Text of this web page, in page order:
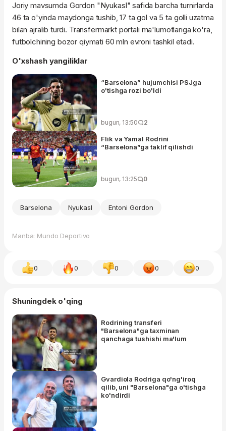
Joriy mavsumda Gordon "Nyukasl" safida barcha turnirlarda
46 ta o'yinda maydonga tushib, 17 ta gol va 5 ta golli uzatma
bilan ajralib turdi. Transfermarkt portali ma'lumotlariga ko'ra,
futbolchining bozor qiymati 60 mln evroni tashkil etadi.
O'xshash yangiliklar
“Barselona” hujumchisi PSJga
o'tishga rozi bo'ldi
bugun, 13:50 2
Flik va Yamal Rodrini
“Barselona”ga taklif qilishdi
bugun, 13:25 0
Barselona Nyukasl Entoni Gordon
Manba: Mundo Deportivo
0 0 0 0 0
Shuningdek o'qing
Rodrining transferi
"Barselona"ga taxminan
qanchaga tushishi ma'lum
Gvardiola Rodriga qo'ng'iroq
qilib, uni "Barselona"ga o'tishga
ko'ndirdi